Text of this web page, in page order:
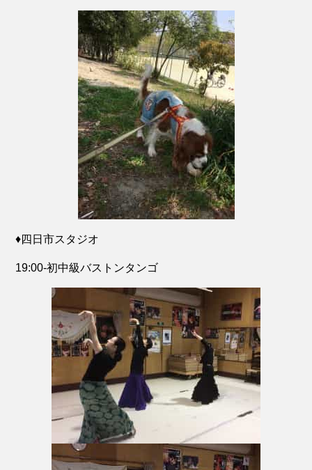
♦️四日市スタジオ
19:00-初中級バストンタンゴ